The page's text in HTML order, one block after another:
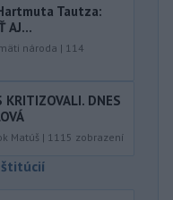
Tautza:
AJ...
národa | 114
DNES
Matúš | 1115 zobrazení